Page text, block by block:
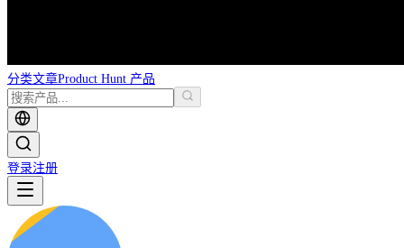
分类文章Product Hunt 产品
登录注册